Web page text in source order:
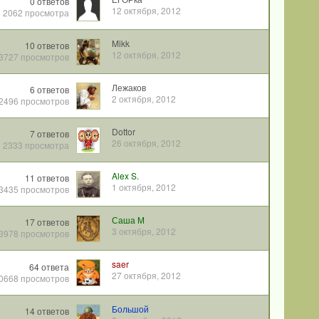
2062 просмотра
12 октября, 2012
10 ответов
3727 просмотров
Mikk
12 октября, 2012
6 ответов
просмотров
Лежаков
2 октября, 2012
7 ответов
2333 просмотра
Dottor
26 октября, 2012
11 ответов
просмотров
Alex S.
1 октября, 2012
17 ответов
3978 просмотров
Саша М
3 октября, 2012
64 ответа
просмотров
saer
27 октября, 2012
14 ответов
Большой